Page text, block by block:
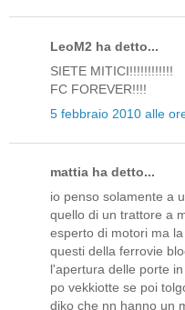
LeoM2 ha detto...
SIETE MITICI!!!!!!!!!!!!
FC FOREVER!!!!
5 febbraio 2010 alle
mattia ha detto...
io penso solamente a
quello di un trattore a
esperto di motori ma
questi della ferrovie
l'apertura delle porte
po vekkiotte se poi
diko che nn hanno un